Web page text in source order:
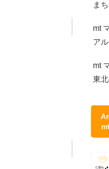
ま
mt
ア
mt
東